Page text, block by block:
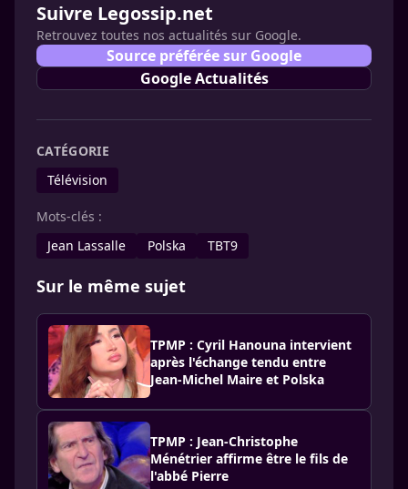
Suivre Legossip.net
Retrouvez toutes nos actualités sur Google.
Source préférée sur Google
Google Actualités
CATÉGORIE
Télévision
Mots-clés :
Jean Lassalle
Polska TBT9
Sur le même sujet
TPMP : Cyril Hanouna intervient
après l'échange tendu entre
Jean-Michel Maire et Polska
TPMP : Jean-Christophe
Ménétrier affirme être le fils de
l'abbé Pierre